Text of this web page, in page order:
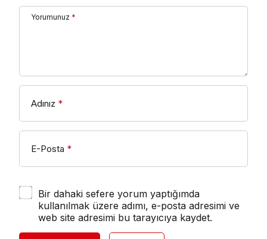
Yorumunuz *
Adınız *
E-Posta *
Bir dahaki sefere yorum yaptığımda
kullanılmak üzere adımı, e-posta adresimi ve
web site adresimi bu tarayıcıya kaydet.